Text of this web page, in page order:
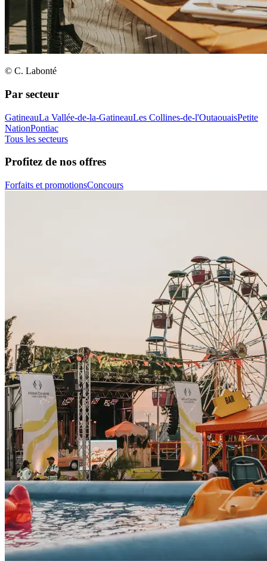
© C. Labonté
Par secteur
GatineauLa Vallée-de-la-GatineauLes Collines-de-l'OutaouaisPetite
NationPontiac
Tous les secteurs
Profitez de nos offres
Forfaits et promotionsConcours